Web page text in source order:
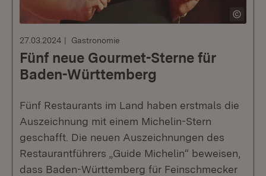
27.03.2024 Gastronomie
Fünf neue Gourmet-Sterne für
Baden-Württemberg
Fünf Restaurants im Land haben erstmals die
Auszeichnung mit einem Michelin-Stern
geschafft. Die neuen Auszeichnungen des
Restaurantführers „Guide Michelin“ beweisen,
dass Baden-Württemberg für Feinschmecker